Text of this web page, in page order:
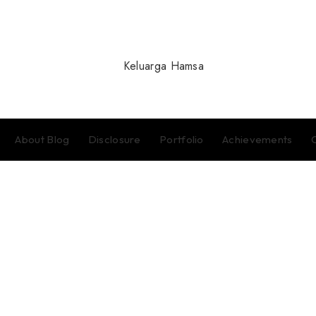
About Blog Disclosure Portfolio Achievements